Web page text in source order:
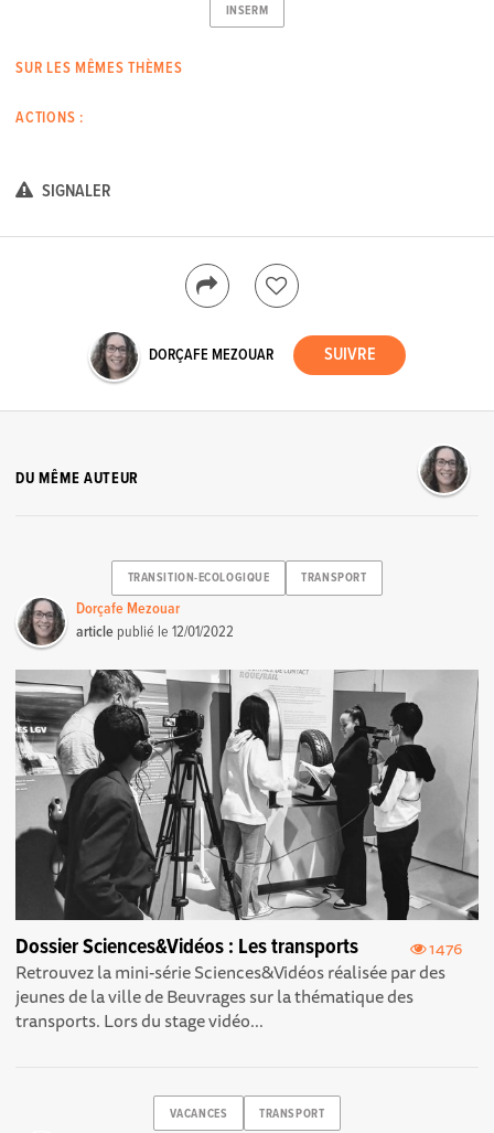
INSERM
SUR LES MÊMES THÈMES
ACTIONS :
SIGNALER
DORÇAFE MEZOUAR
DU MÊME AUTEUR
TRANSITION-ECOLOGIQUE TRANSPORT
Dorçafe Mezouar
article publié le12/01/2022
1476
Dossier Sciences&Vidéos : Les transports
Retrouvez la mini-série Sciences&Vidéos réalisée par des
jeunes de la ville de Beuvrages sur la thématique des
transports. Lors du stage vidéo...
VACANCES TRANSPORT